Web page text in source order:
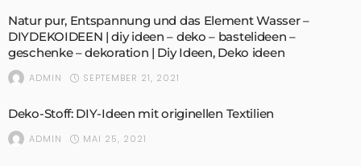
Natur pur, Entspannung und das Element Wasser –
DIYDEKOIDEEN | diy ideen – deko – bastelideen –
geschenke – dekoration | Diy Ideen, Deko ideen
ADMIN SEPTEMBER 21, 2021
Deko-Stoff: DIY-Ideen mit originellen Textilien
ADMIN MAI 25, 2021